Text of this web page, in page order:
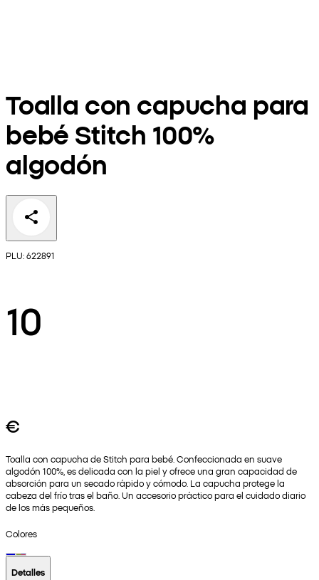
Toalla con capucha para
bebé Stitch 100%
algodón
PLU: 622891
10
€
Toalla con capucha de Stitch para bebé. Confeccionada en suave
algodón 100%, es delicada con la piel y ofrece una gran capacidad de
absorción para un secado rápido y cómodo. La capucha protege la
cabeza del frío tras el baño. Un accesorio práctico para el cuidado diario
de los más pequeños.
Colores
Detalles